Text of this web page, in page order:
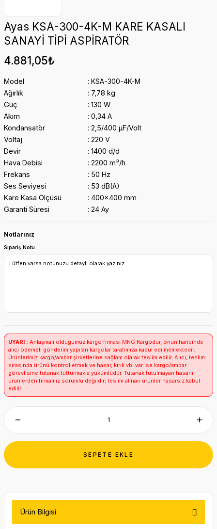
Ayas KSA-300-4K-M KARE KASALI
SANAYİ TİPİ ASPİRATÖR
4.881,05₺
Model
KSA-300-4K-M
Ağırlık
7,78 kg
Güç
130 W
Akım
0,34 A
Kondansatör
2,5/400 μF/Volt
Voltaj
220 V
Devir
1400 d/d
Hava Debisi
2200 m³/h
Frekans
50 Hz
Ses Seviyesi
53 dB(A)
Kare Kasa Ölçüsü
400x400 mm
Garanti Süresi
24 Ay
Notlarınız
Sipariş Notu
UYARI : Anlaşmalı olduğumuz kargo firması MNG Kargodur, onun haricinde
alıcı ödemeli gönderim yapılan kargolar tarafımıza kabul edilmemektedir.
Ürünlerimiz kargo/ambar şirketlerine sağlam olarak teslim edilir. Alıcı, teslim
sırasında ürünü kontrol etmek ve hasar, kırık vb. var ise kargo/ambar
görevlisine tutanak tutturmakla yükümlüdür. Tutanak tutulmayan hasarlı
ürünlerden firmamız sorumlu değildir; teslim alınan ürünler hasarsız kabul
edilir.
SEPETE EKLE
Ürün Bilgisi